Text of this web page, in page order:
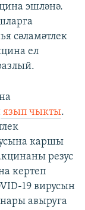
эшләнә.
сәламәтлек
ел
язып чыкты.
каршы
резус
кертеп
19 вирусын
авыруга